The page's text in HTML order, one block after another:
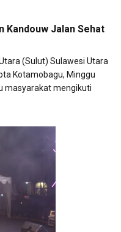
Kandouw Jalan Sehat
(Sulut) Sulawesi Utara
Kotamobagu, Minggu
masyarakat mengikuti